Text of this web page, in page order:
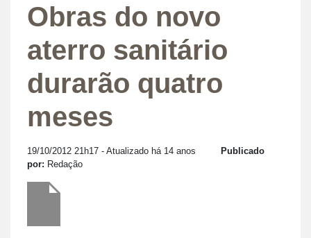
Obras do novo
aterro sanitário
durarão quatro
meses
19/10/2012 21h17 - Atualizado há 14 anos
Publicado
por: Redação